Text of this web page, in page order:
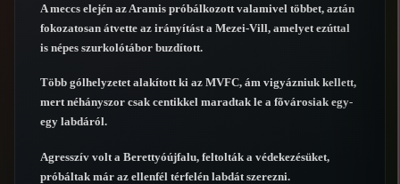
A meccs elején az Aramis próbálkozott valamivel többet, aztán
fokozatosan átvette az irányítást a Mezei-Vill, amelyet ezúttal
is népes szurkolótábor buzdított.
Több gólhelyzetet alakított ki az MVFC, ám vigyázniuk kellett,
mert néhányszor csak centikkel maradtak le a fõvárosiak egy-
egy labdáról.
Agresszív volt a Berettyóújfalu, feltolták a védekezésüket,
próbáltak már az ellenfél térfelén labdát szerezni.